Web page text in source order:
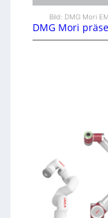
Bild: DMG Mori
DMG Mori